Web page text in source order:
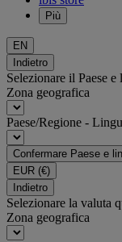
Più
EN
Indietro
Selezionare il Paese
Zona geografica
Paese/Regione -
Confermare Paese e
EUR (€)
Indietro
Selezionare la valuta
Zona geografica